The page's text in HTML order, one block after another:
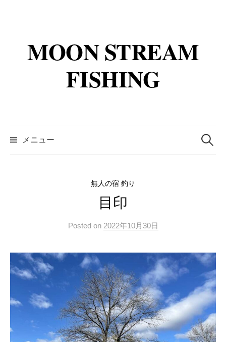
MOON STREAM
FISHING
メニュー
索:
無人の宿 釣り
目印
Posted on 2022年10月30日